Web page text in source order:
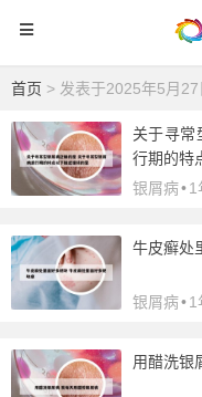
首页 > 发表于2025年5月27
关于寻常
行期的特
银屑病•1
牛皮癣处
银屑病•1
用醋洗银